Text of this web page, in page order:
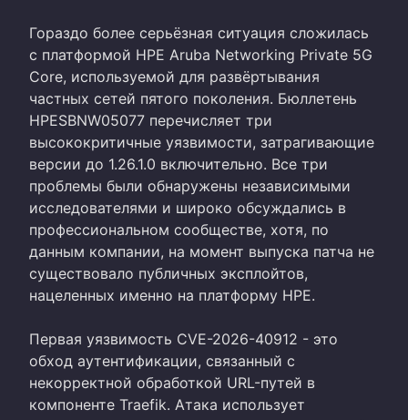
Гораздо более серьёзная ситуация сложилась
с платформой HPE Aruba Networking Private 5G
Core, используемой для развёртывания
частных сетей пятого поколения. Бюллетень
HPESBNW05077 перечисляет три
высококритичные уязвимости, затрагивающие
версии до 1.26.1.0 включительно. Все три
проблемы были обнаружены независимыми
исследователями и широко обсуждались в
профессиональном сообществе, хотя, по
данным компании, на момент выпуска патча не
существовало публичных эксплойтов,
нацеленных именно на платформу HPE.
Первая уязвимость CVE-2026-40912 - это
обход аутентификации, связанный с
некорректной обработкой URL-путей в
компоненте Traefik. Атака использует